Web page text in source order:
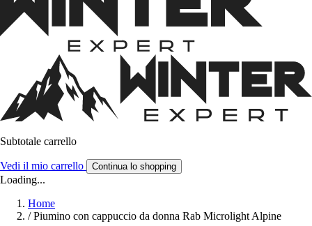
Subtotale carrello
Vedi il mio carrello Continua lo shopping
Loading...
Home
/ Piumino con cappuccio da donna Rab Microlight Alpine